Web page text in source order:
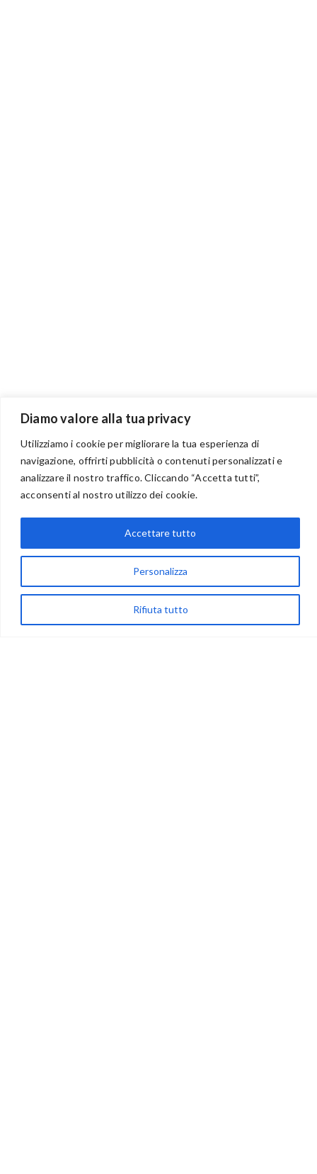
Diamo valore alla tua privacy
Utilizziamo i cookie per migliorare la tua esperienza di
navigazione, offrirti pubblicità o contenuti personalizzati e
analizzare il nostro traffico. Cliccando “Accetta tutti”,
acconsenti al nostro utilizzo dei cookie.
Personalizza
Rifiuta tutto
Accettare tutto
83024 Monteforte Irpino (AV)